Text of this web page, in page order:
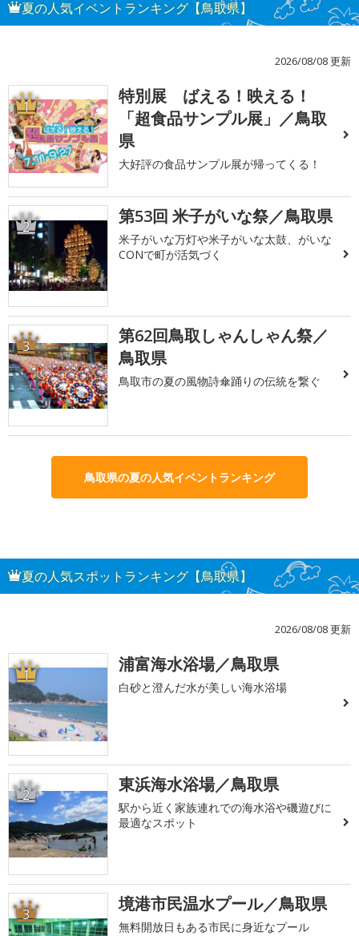
夏の人気イベントランキング【鳥取県】
2026/08/08 更新
1
特別展 ばえる！映える！
「超食品サンプル展」／鳥取
県
大好評の食品サンプル展が帰ってくる！
2 第53回 米子がいな祭／鳥取県
米子がいな万灯や米子がいな太鼓、がいな
CONで町が活気づく
3
第62回鳥取しゃんしゃん祭／
鳥取県
鳥取市の夏の風物詩傘踊りの伝統を繋ぐ
鳥取県の夏の人気イベントランキング
夏の人気スポットランキング【鳥取県】
2026/08/08 更新
1 浦富海水浴場／鳥取県
白砂と澄んだ水が美しい海水浴場
2 東浜海水浴場／鳥取県
駅から近く家族連れでの海水浴や磯遊びに
最適なスポット
3 境港市民温水プール／鳥取県
無料開放日もある市民に身近なプール